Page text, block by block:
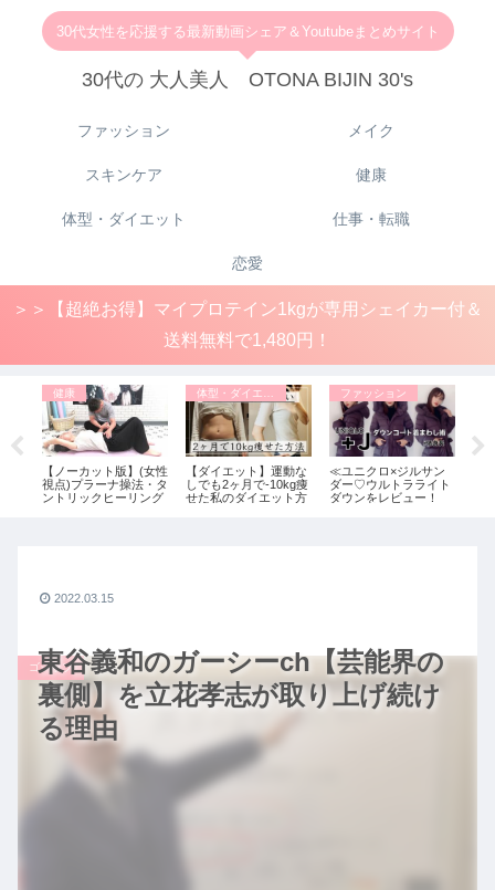
30代女性を応援する最新動画シェア＆Youtubeまとめサイト
30代の 大人美人 OTONA BIJIN 30's
ファッション メイク
スキンケア 健康
体型・ダイエット 仕事・転職
恋愛
＞＞【超絶お得】マイプロテイン1kgが専用シェイカー付＆
送料無料で1,480円！
健康
【ノーカット版】(女性
視点)プラーナ操法・タ
ントリックヒーリング
【ダイエット】運動な
しでも2ヶ月で-10kg痩
せた私のダイエット方
ファッション
≪ユニクロ×ジルサン
ダー♡ウルトラライト
ダウンをレビュー！
東谷義和のガーシーch【芸能界の
裏側】を立花孝志が取り上げ続け
る理由
ゴシップ
2022.03.15